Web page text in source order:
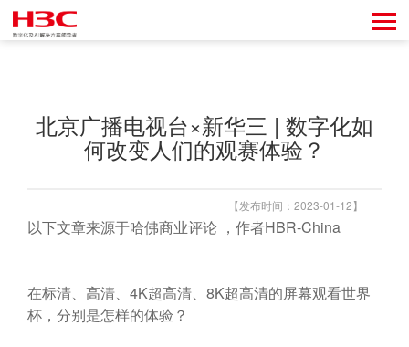
北京广播电视台×新华三 | 数字化如
何改变人们的观赛体验？
【发布时间：2023-01-12】
以下文章来源于哈佛商业评论 ，作者HBR-China
在标清、高清、4K超高清、8K超高清的屏幕观看世界
杯，分别是怎样的体验？